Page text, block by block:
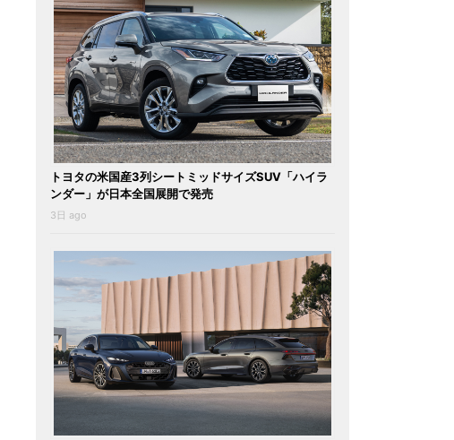
トヨタの米国産3列シートミッドサイズSUV「ハイラ
ンダー」が日本全国展開で発売
3日 ago